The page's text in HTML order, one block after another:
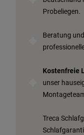
Probeliegen.
Beratung
Kostenfreie
unser
Treca